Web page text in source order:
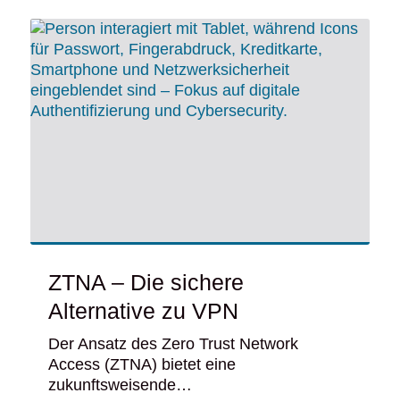
ZTNA – Die sichere
Alternative zu VPN
Der Ansatz des Zero Trust Network
Access (ZTNA) bietet eine
zukunftsweisende…